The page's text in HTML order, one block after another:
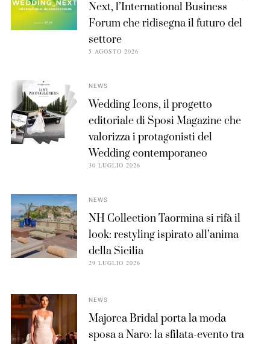
Next, l’International Business
Forum che ridisegna il futuro del
settore
5 AGOSTO 2026
NEWS
Wedding Icons, il progetto
editoriale di Sposi Magazine che
valorizza i protagonisti del
Wedding contemporaneo
30 LUGLIO 2026
NEWS
NH Collection Taormina si rifà il
look: restyling ispirato all’anima
della Sicilia
29 LUGLIO 2026
NEWS
Majorca Bridal porta la moda
sposa a Naro: la sfilata-evento tra